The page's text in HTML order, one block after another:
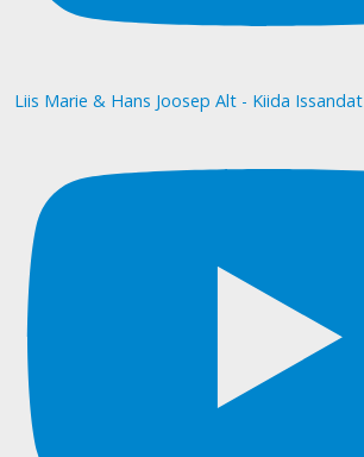
Liis Marie & Hans Joosep Alt - Kiida Issandat